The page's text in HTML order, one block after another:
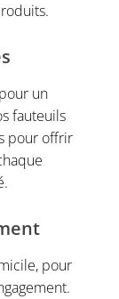
un
fauteuils
pour offrir
pour